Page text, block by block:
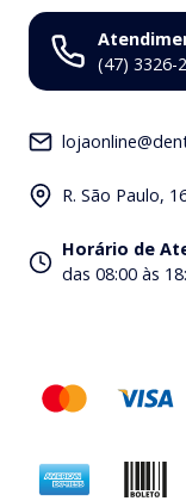
(47) 3326-
R. São Paulo,
Horário de
das 08:00 às